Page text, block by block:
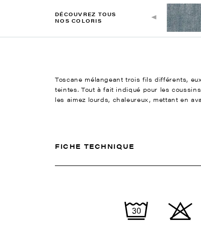
DÉCOUVREZ TOUS
NOS COLORIS
Toscane mélangeant trois fils différents,
teintes. Tout à fait indiqué pour les
les aimez lourds, chaleureux, mettant en
FICHE TECHNIQUE